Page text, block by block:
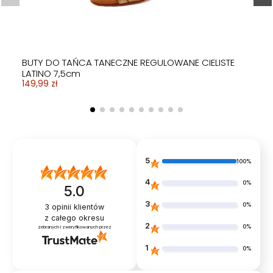
BUTY DO TAŃCA TANECZNE REGULOWANE CIELISTE
LATINO 7,5cm
149,99 zł
5.0
3 opinii klientów
z całego okresu
zebranych i zweryfikowanych przez
5 100%
4 0%
3 0%
2 0%
1 0%